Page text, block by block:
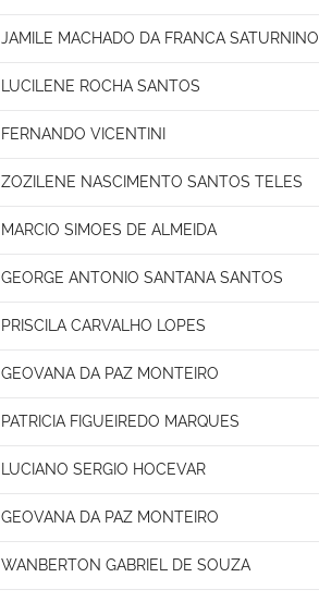
JAMILE MACHADO DA FRANCA SATURNINO
LUCILENE ROCHA SANTOS
FERNANDO VICENTINI
ZOZILENE NASCIMENTO SANTOS TELES
MARCIO SIMOES DE ALMEIDA
GEORGE ANTONIO SANTANA SANTOS
PRISCILA CARVALHO LOPES
GEOVANA DA PAZ MONTEIRO
PATRICIA FIGUEIREDO MARQUES
LUCIANO SERGIO HOCEVAR
GEOVANA DA PAZ MONTEIRO
WANBERTON GABRIEL DE SOUZA